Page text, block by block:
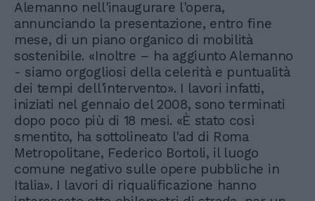
Alemanno nell'inaugurare l'opera,
annunciando la presentazione, entro fine
mese, di un piano organico di mobilità
sostenibile. «Inoltre – ha aggiunto Alemanno
- siamo orgogliosi della celerità e puntualità
dei tempi dell'intervento». I lavori infatti,
iniziati nel gennaio del 2008, sono terminati
dopo poco più di 18 mesi. «È stato così
smentito, ha sottolineato l'ad di Roma
Metropolitane, Federico Bortoli, il luogo
comune negativo sulle opere pubbliche in
Italia». I lavori di riqualificazione hanno